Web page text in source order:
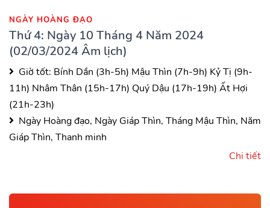
NGÀY HOÀNG ĐẠO
Thứ 4: Ngày 10 Tháng 4 Năm 2024
(02/03/2024 Âm lịch)
Giờ tốt: Bính Dần (3h-5h) Mậu Thìn (7h-9h) Kỷ Tị (9h-
11h) Nhâm Thân (15h-17h) Quý Dậu (17h-19h) Ất Hợi
(21h-23h)
Ngày Hoàng đạo, Ngày Giáp Thìn, Tháng Mậu Thìn, Năm
Giáp Thìn, Thanh minh
Chi tiết